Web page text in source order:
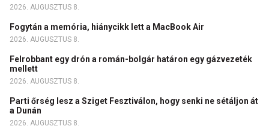
2026. AUGUSZTUS 8.
Fogytán a memória, hiánycikk lett a MacBook Air
2026. AUGUSZTUS 8.
Felrobbant egy drón a román-bolgár határon egy gázvezeték
mellett
2026. AUGUSZTUS 8.
Parti őrség lesz a Sziget Fesztiválon, hogy senki ne sétáljon át
a Dunán
2026. AUGUSZTUS 8.